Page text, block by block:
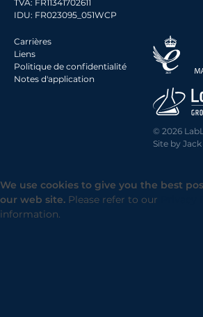
TVA: FR11341702611
IDU: FR023095_051WCP
Carrières
Liens
Politique de confidentialité
Notes d'application
© 2026
Site by
We use cookies to give you the best
our web site. Please refer to our
information.